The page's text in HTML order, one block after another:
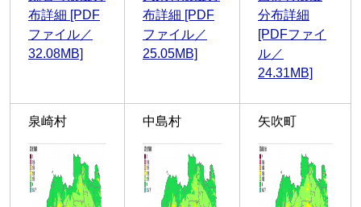
布詳細 [PDF
ファイル／
32.08MB]
布詳細 [PDF
ファイル／
25.05MB]
分布詳細
[PDFファイ
ル／
24.31MB]
泉崎村 中島村 矢吹町